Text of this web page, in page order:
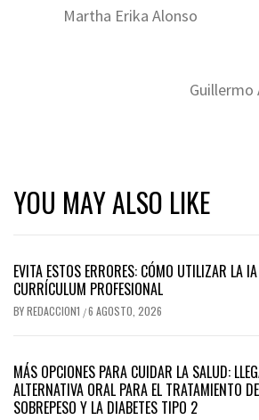
Martha Erika Alonso
Guillermo
YOU MAY ALSO LIKE
EVITA ESTOS ERRORES: CÓMO UTILIZAR LA
CURRÍCULUM PROFESIONAL
BYREDACCION1 /6 AGOSTO, 2026
MÁS OPCIONES PARA CUIDAR LA SALUD:
ALTERNATIVA ORAL PARA EL TRATAMIENTO
SOBREPESO Y LA DIABETES TIPO 2